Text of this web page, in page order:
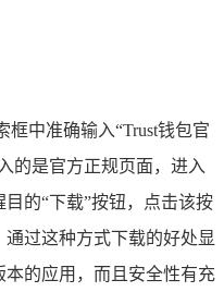
中准确输入“Trust钱包官
的是官方正规页面，进入
的“下载”按钮，点击该按
过这种方式下载的好处显
的应用，而且安全性有充